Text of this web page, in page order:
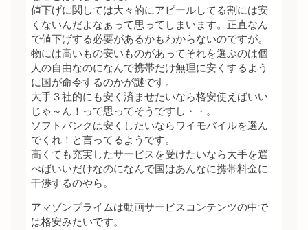
値下げに関しては大々的にアピールしてる割には安
くないんだよなぁって思ってしまいます。正直なん
で値下げする必要があるかもわからないのですが。
物には高いもの安いものがあってそれを選ぶのは個
人の自由なのになんで携帯だけ無理に安くするよう
に国が命令するのかが謎です。
大手３社的にも安く済ませたいなら格安使えばいい
じゃ～ん！って思ってそうですし・・。
ソフトバンクは安くしたいならワイモバイルを選ん
でくれ！と言ってるようです。
高くても充実したサービスを受けたいなら大手を選
べばいいだけなのになんで国はあんなに携帯料金に
干渉するのやら。
アマゾンプライムは動画サービスコンテンツの中で
は格安みたいです。